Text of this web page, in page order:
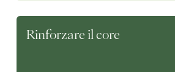
Rinforzare il core